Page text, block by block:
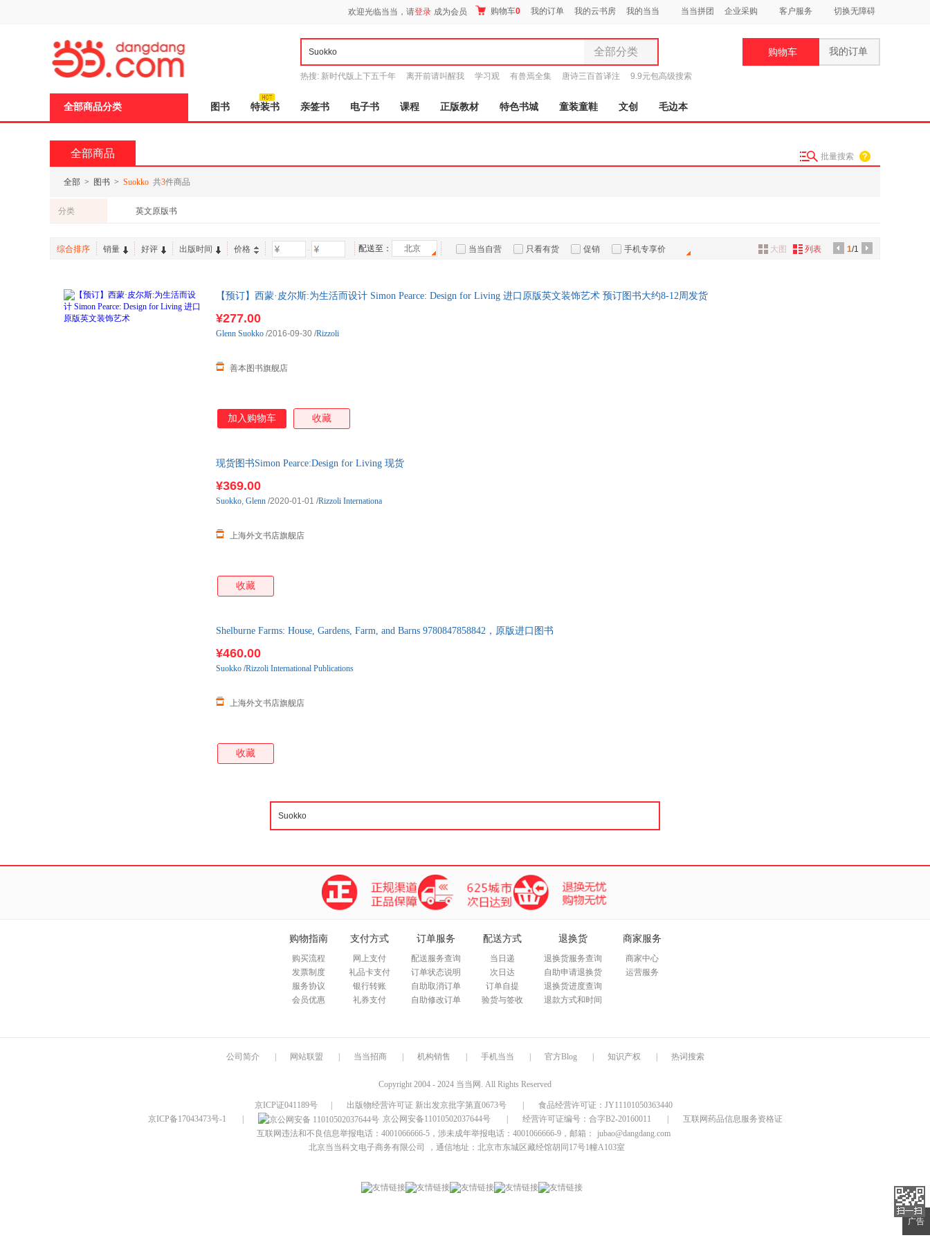
欢迎光临当当，请登录 成为会员 购物车0 我的订单 我的云书房 我的当当 当当拼团 企业采购 客户服务 切换无障碍
全部分类
全部分类
图书
电子书
家居日用
服装
热搜: 新时代版上下五千年 离开前请叫醒我 学习观 有兽焉全集 唐诗三百首译注
9.9元包高级搜索
购物车 我的订单
全部商品分类 图书 特装书 亲签书 电子书 课程 正版教材 特色书城 童装童鞋 文创 毛边本
全部商品 批量搜索
全部 > 图书 > Suokko 共3件商品
分类 英文原版书
综合排序 销量 好评 出版时间 价格 - 配送至： 北京 当当自营 只看有货 促销 手机专享价 1/1
大图 列表
【预订】西蒙·皮尔斯:为生活而设计 Simon Pearce: Design for Living 进口原版英文装饰艺术 预订图书大约8-12周发货
¥277.00
善本图书旗舰店
Glenn Suokko /2016-09-30 /Rizzoli
加入购物车 收藏
现货图书Simon Pearce:Design for Living 现货
¥369.00
上海外文书店旗舰店
Suokko, Glenn /2020-01-01 /Rizzoli Internationa
收藏
Shelburne Farms: House, Gardens, Farm, and Barns 9780847858842，原版进口图书
¥460.00
上海外文书店旗舰店
Suokko /Rizzoli International Publications
收藏
页
购物指南
购买流程
发票制度
服务协议
会员优惠
支付方式
网上支付
礼品卡支付
银行转账
礼券支付
订单服务
配送服务查询
订单状态说明
自助取消订单
自助修改订单
配送方式
当日递
次日达
订单自提
验货与签收
退换货
退换货服务查询
自助申请退换货
退换货进度查询
退款方式和时间
商家服务
商家中心
运营服务
公司简介 网站联盟 当当招商 机构销售 手机当当 官方Blog 知识产权 热词搜索
Copyright 2004 - 2024 当当网. All Rights Reserved
京ICP证041189号 出版物经营许可证 新出发京批字第直0673号
食品经营许可证：JY11101050363440
京ICP备17043473号-1
京公网安备11010502037644号 经营许可证编号：合字B2-20160011
互联网药品信息服务资格证
互联网违法和不良信息举报电话：4001066666-5，涉未成年举报电话：4001066666-9，邮箱：
jubao@dangdang.com
北京当当科文电子商务有限公司
，通信地址：北京市东城区藏经馆胡同17号1幢A103室
广告